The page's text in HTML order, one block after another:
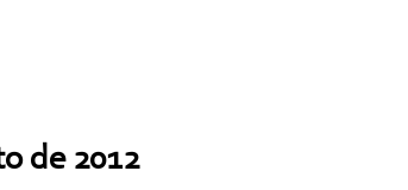
de 2012